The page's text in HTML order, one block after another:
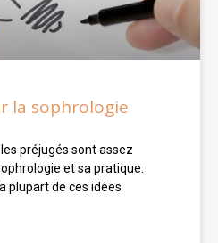
la sophrologie
préjugés sont assez
et sa pratique.
plupart de ces idées